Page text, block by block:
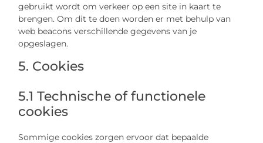
gebruikt wordt om verkeer op een site in kaart te
brengen. Om dit te doen worden er met behulp van
web beacons verschillende gegevens van je
opgeslagen.
5. Cookies
5.1 Technische of functionele
cookies
Sommige cookies zorgen ervoor dat bepaalde